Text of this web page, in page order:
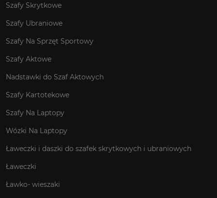
Szafy Skrytkowe
Szafy Ubraniowe
Szafy Na Sprzęt Sportowy
Szafy Aktowe
Nadstawki do Szaf Aktowych
Szafy Kartotekowe
Szafy Na Laptopy
Wózki Na Laptopy
Ławeczki i daszki do szafek skrytkowych i ubraniowych
Ławeczki
Ławko- wieszaki